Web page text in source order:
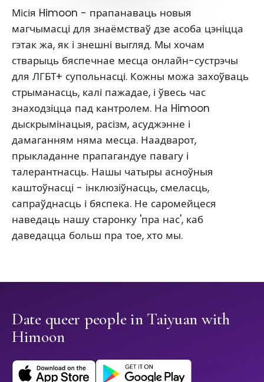
Місія Himoon - прапанаваць новыя
магчымасці для знаёмстваў дзе асоба цэніцца
гэтак жа, як і знешні выгляд. Мы хочам
стварыць бяспечнае месца онлайн-сустрэчы
для ЛГБТ+ супольнасці. Кожны можа захоўваць
стрыманасць, калі пажадае, і ўвесь час
знаходзіцца пад кантролем. На Himoon
дыскрымінацыя, расізм, асуджэнне і
дамаганням няма месца. Наадварот,
прыкладанне прапагандуе павагу і
талерантнасць. Нашы чатыры асноўныя
каштоўнасці - інклюзіўнасць, смеласць,
сапраўднасць і бяспека. Не саромейцеся
наведаць нашу старонку 'пра нас', каб
даведацца больш пра тое, хто мы.
Date queer people in Taiyuan with
Himoon